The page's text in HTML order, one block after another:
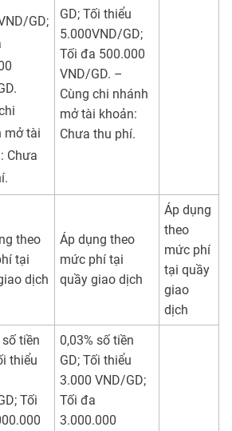
GD;
mở tài
Chưa
GD; Tối thiểu
5.000VND/GD;
Tối đa 500.000
VND/GD. –
Cùng chi nhánh
mở tài khoản:
Chưa thu phí.
theo
tại
dịch
Áp dụng theo
mức phí tại
quầy giao dịch
Áp dụng
theo
mức phí
tại quầy
giao
dịch
số tiền
thiểu
Tối
0,03% số tiền
GD; Tối thiểu
3.000 VND/GD;
Tối đa
3.000.000